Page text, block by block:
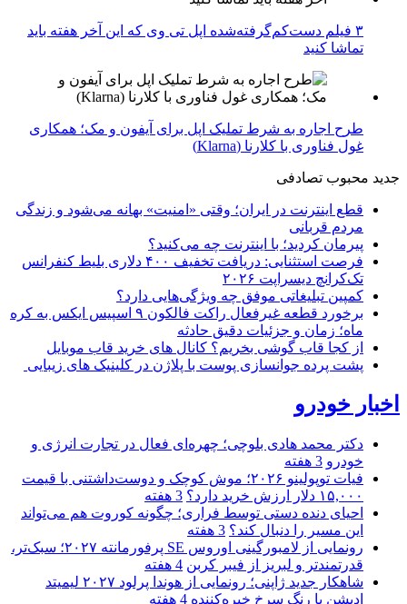
۳ فیلم دست‌کم‌گرفته‌شده اپل تی وی که این آخر هفته باید
تماشا کنید
طرح اجاره به شرط تملیک اپل برای آیفون و مک؛ همکاری
غول فناوری با کلارنا (Klarna)
جدید محبوب تصادفی
قطع اینترنت در ایران؛ وقتی «امنیت» بهانه می‌شود و زندگی
مردم قربانی
پیرمان کردید؛ با اینترنت چه می‌کنید؟
فرصت استثنایی: دریافت تخفیف ۴۰۰ دلاری بلیط کنفرانس
تک‌کرانچ دیسراپت ۲۰۲۶
کمپین تبلیغاتی موفق چه ویژگی‌هایی دارد؟
برخورد قطعه غیرفعال راکت فالکون ۹ اسپیس ایکس به کره
ماه؛ زمان و جزئیات دقیق حادثه
از کجا قاب گوشی بخریم؟ کانال های خرید قاب موبایل
پشت پرده جوانسازی پوست با پلاژن در کلینیک های زیبایی
اخبار خودرو
دکتر محمد هادی بلوچی؛ چهره‌ای فعال در تجارت انرژی و
خودرو 3 هفته
فیات توپولینو ۲۰۲۶؛ موش کوچک و دوست‌داشتنی با قیمت
۱۵,۰۰۰ دلار ارزش خرید دارد؟
3 هفته
احیای دنده دستی توسط فراری؛ چگونه کوروت هم می‌تواند
این مسیر را دنبال کند؟ 3 هفته
رونمایی از لامبورگینی اوروس SE پرفورمانته ۲۰۲۷؛ سبک‌تر،
قدرتمندتر و لبریز از فیبر کربن 4 هفته
شاهکار جدید ژاپنی؛ رونمایی از هوندا پرلود ۲۰۲۷ لیمیتد
ادیشن با رنگ سرخ خیره‌کننده 4 هفته